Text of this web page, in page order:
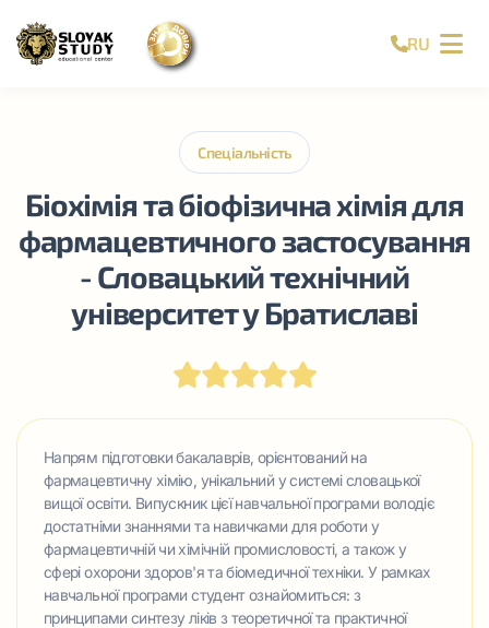
RU
Спеціальність
Біохімія та біофізична хімія для
фармацевтичного застосування
- Словацький технічний
університет у Братиславі
Напрям підготовки бакалаврів, орієнтований на
фармацевтичну хімію, унікальний у системі словацької
вищої освіти. Випускник цієї навчальної програми володіє
достатніми знаннями та навичками для роботи у
фармацевтичній чи хімічній промисловості, а також у
сфері охорони здоров'я та біомедичної техніки. У рамках
навчальної програми студент ознайомиться: з
принципами синтезу ліків з теоретичної та практичної